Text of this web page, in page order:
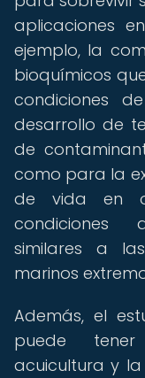
aplicaciones
ejemplo, la
bioquímicos
condiciones
desarrollo de
de
como para la
de vida en
condiciones
similares a
marinos
Además, el
puede
acuicultura y la